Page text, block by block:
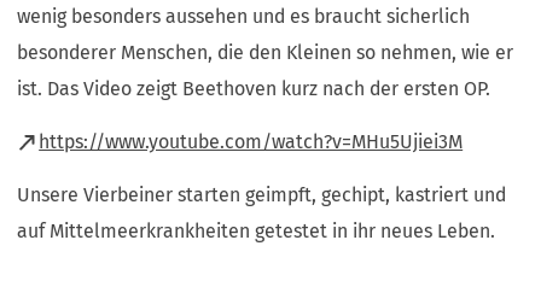
wenig besonders aussehen und es braucht sicherlich
besonderer Menschen, die den Kleinen so nehmen, wie er
ist. Das Video zeigt Beethoven kurz nach der ersten OP.
https://www.youtube.com/watch?v=MHu5Ujiei3M
(Öffnet
Unsere Vierbeiner starten geimpft, gechipt, kastriert und
auf Mittelmeerkrankheiten getestet in ihr neues Leben.